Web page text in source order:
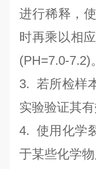
进行稀释，
时再乘以相
(PH=7.0-7.2)。
3. 若所检样
实验验证其
4. 使用化学
于某些化学